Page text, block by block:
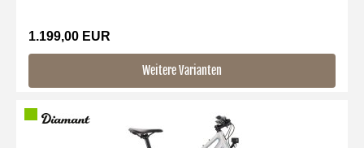
1.199,00 EUR
Weitere Varianten